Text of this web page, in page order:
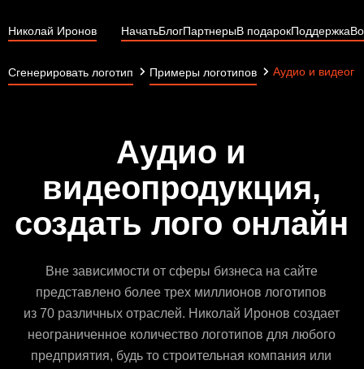
Николай Иронов НачатьБлогПартнерыВ подарокПоддержка
Сгенерировать логотип Примеры логотипов Аудио и
Аудио и
видеопродукция,
создать лого онлайн
Вне зависимости от сферы бизнеса на сайте
представлено более трех миллионов логотипов
из 70 различных отраслей. Николай Иронов создает
неограниченное количество логотипов для любого
предприятия, будь то строительная компания или